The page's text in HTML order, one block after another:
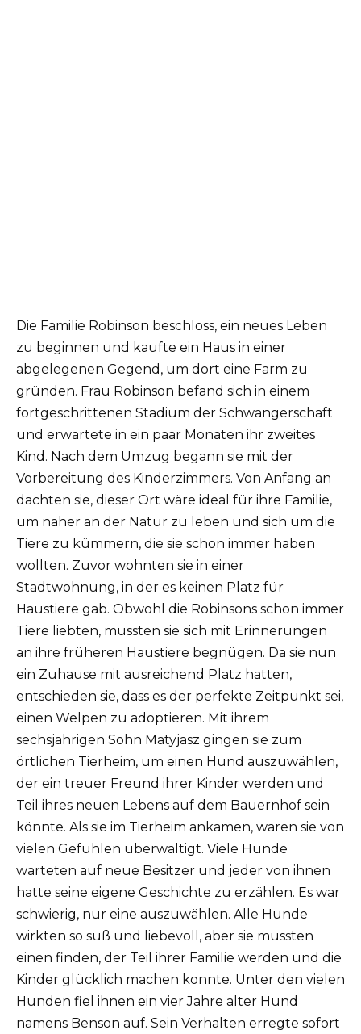
Die Familie Robinson beschloss, ein neues Leben
zu beginnen und kaufte ein Haus in einer
abgelegenen Gegend, um dort eine Farm zu
gründen. Frau Robinson befand sich in einem
fortgeschrittenen Stadium der Schwangerschaft
und erwartete in ein paar Monaten ihr zweites
Kind. Nach dem Umzug begann sie mit der
Vorbereitung des Kinderzimmers. Von Anfang an
dachten sie, dieser Ort wäre ideal für ihre Familie,
um näher an der Natur zu leben und sich um die
Tiere zu kümmern, die sie schon immer haben
wollten. Zuvor wohnten sie in einer
Stadtwohnung, in der es keinen Platz für
Haustiere gab. Obwohl die Robinsons schon immer
Tiere liebten, mussten sie sich mit Erinnerungen
an ihre früheren Haustiere begnügen. Da sie nun
ein Zuhause mit ausreichend Platz hatten,
entschieden sie, dass es der perfekte Zeitpunkt sei,
einen Welpen zu adoptieren. Mit ihrem
sechsjährigen Sohn Matyjasz gingen sie zum
örtlichen Tierheim, um einen Hund auszuwählen,
der ein treuer Freund ihrer Kinder werden und
Teil ihres neuen Lebens auf dem Bauernhof sein
könnte. Als sie im Tierheim ankamen, waren sie von
vielen Gefühlen überwältigt. Viele Hunde
warteten auf neue Besitzer und jeder von ihnen
hatte seine eigene Geschichte zu erzählen. Es war
schwierig, nur eine auszuwählen. Alle Hunde
wirkten so süß und liebevoll, aber sie mussten
einen finden, der Teil ihrer Familie werden und die
Kinder glücklich machen konnte. Unter den vielen
Hunden fiel ihnen ein vier Jahre alter Hund
namens Benson auf. Sein Verhalten erregte sofort